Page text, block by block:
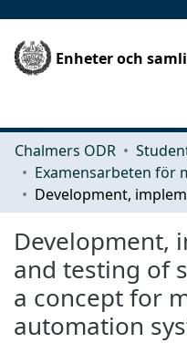
Enheter och
Chalmers ODR
Development,
and testing of
a concept for
automation